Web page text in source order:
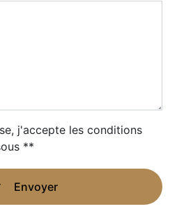
j'accepte les conditions
**
Envoyer